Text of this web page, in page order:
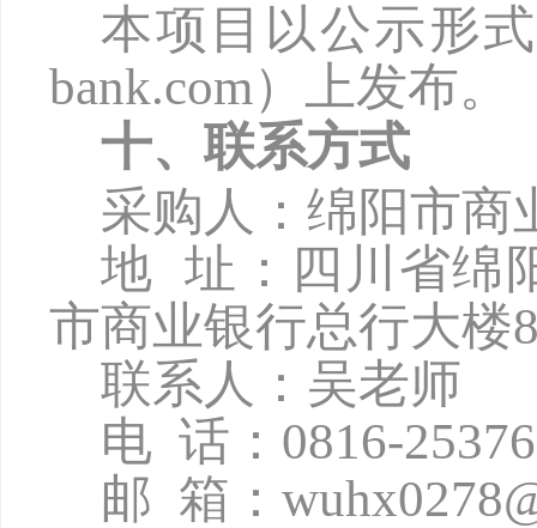
本项目以公示形
bank.com）上发布。
十、联系方式
采购人：绵阳市商
地 址：四川省绵
市商业银行总行大楼
联系人：吴老师
电 话： 0816-
邮 箱：